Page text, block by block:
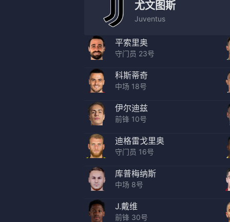
尤文图斯
Juventus
平索里奥
守门员 23号
科斯蒂奇
中场 18号
伊尔迪兹
前锋 10号
迪格雷戈里奥
守门员 16号
库普梅纳斯
中场 8号
J.戴维
前锋 30号